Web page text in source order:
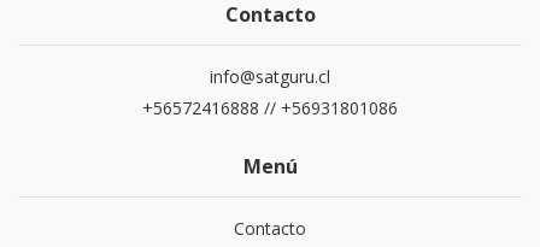
Contacto
info@satguru.cl
+56572416888 // +56931801086
Menú
Contacto